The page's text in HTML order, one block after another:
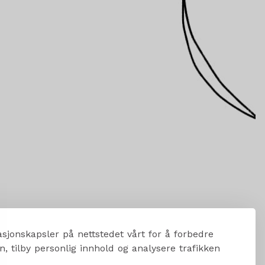
på nettstedet vårt for å forbedre
tilby personlig innhold og analysere trafikken